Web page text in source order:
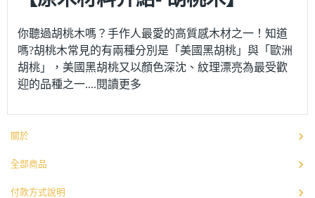
你聽過胡桃木嗎？手作人最愛的高質感木材之一！知道
嗎?胡桃木常見的有兩種分別是「美國黑胡桃」與「歐洲
胡桃」，美國黑胡桃又以顏色深沈、紋理漂亮為最受歡
迎的品種之一....閱讀更多
關於
全部商品
付款方式說明